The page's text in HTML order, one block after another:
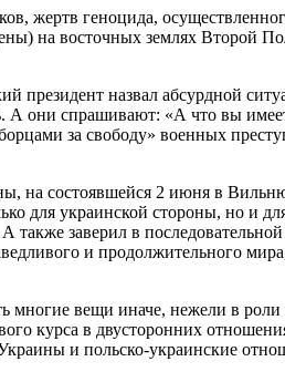
жертв геноцида,
на восточных землях Второй
президент назвал абсурдной
А они спрашивают: «А что вы
за свободу» военных
на состоявшейся 2 июня в
для украинской стороны, но и
также заверил в
и продолжительного
многие вещи иначе, нежели в роли
курса в двусторонних
и польско-украинские